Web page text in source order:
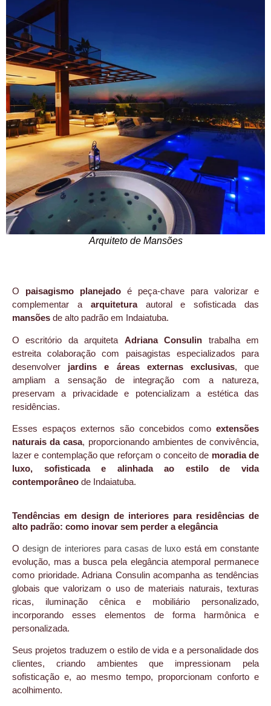
Arquiteto de Mansões
O paisagismo planejado é peça-chave para valorizar e
complementar a arquiteturaautoral e sofisticada das
mansões de alto padrão em Indaiatuba.
O escritório da arquiteta Adriana Consulin trabalha em
estreita colaboração com paisagistas especializados para
desenvolver jardins e áreas externas exclusivas, que
ampliam a sensação de integração com a natureza,
preservam a privacidade e potencializam a estética das
residências.
Esses espaços externos são concebidos como extensões
naturais da casa, proporcionando ambientes de convivência,
lazer e contemplação que reforçam o conceito de moradia de
luxo, sofisticada e alinhada ao estilo de vida
contemporâneo de Indaiatuba.
Tendências em design de interiores para residências de
alto padrão: como inovar sem perder a elegância
Odesign de interiores para casas de luxo está em constante
evolução, mas a busca pela elegância atemporal permanece
como prioridade. Adriana Consulin acompanha as tendências
globais que valorizam o uso de materiais naturais, texturas
ricas, iluminação cênica e mobiliário personalizado,
incorporando esses elementos de forma harmônica e
personalizada.
Seus projetos traduzem o estilo de vida e a personalidade dos
clientes, criando ambientes que impressionam pela
sofisticação e, ao mesmo tempo, proporcionam conforto e
acolhimento.